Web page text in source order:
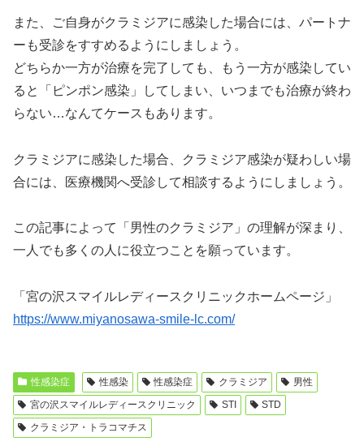
また、ご自身がクラミジアに感染した場合には、パートナ
ーも受診をすすめるようにしましょう。
どちらか一方が治療を完了しても、もう一方が感染してい
ると「ピンポン感染」してしまい、いつまでも治療が終わ
らない…なんてケースもあります。
クラミジアに感染した場合、クラミジア感染が疑わしい場
合には、医療機関へ受診して相談するようにしましょう。
この記事によって「男性のクラミジア」の理解が深まり、
一人でも多くの人に役立つことを願っています。
「宮の沢スマイルレディースクリニックホームページ」
https://www.miyanosawa-smile-lc.com/
性感染症 性感染 性感染症 クラミジア
男性
宮の沢スマイルレディースクリニック
STI
STD
クラミジア・トラコマチス